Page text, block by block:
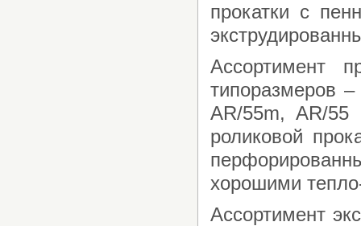
прокатки с
Ассортимент
типоразмеров
AR/55m, AR/
роликовой
хорошими
Ассортимент